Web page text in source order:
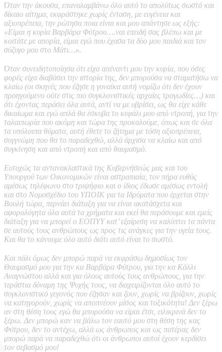
Όταν την άκουσα, επαναλαμβάνω όλο αυτό το απολύτως σωστό και
δίκαιο αίτημα, εκφράστηκε χωρίς ένταση, με ευγένεια και
αξιοπρέπεια, την ρώτησα ποια είναι και μου απάντησε ως εξής:
«Είμαι η κυρία Βαρβάρα Φύτρου….ναι επειδή σας βλέπω και με
κοιτάτε με απορία, είμαι εγώ που έχασα τα δύο μου παιδιά και τον
σύζυγο μου στο Μάτι…».
Όταν συνειδητοποίησα ότι είχα απέναντι μου την κυρία, που όσες
φορές είχα διαβάσει την ιστορία της, δεν μπορούσα να σταματήσω να
κλαίω (οι σκηνές που έζησε η γυναίκα αυτή νομίζω ότι δεν έχουν
προηγούμενο ούτε στις πιο συγκλονιστικές αρχαίες τραγωδίες…) και
ότι έχοντας περάσει όλα αυτά, αντί να με υβρίσει, ως θα είχε κάθε
δικαίωμα και εγώ απλά θα έσκυβα το κεφάλι μου από ντροπή, για την
ταλαιπωρία που ακόμη και τώρα της προκαλούμε, όπως και σε όλα
τα υπόλοιπα θύματα, αυτή έθετε το ζήτημα με τόση αξιοπρέπεια,
συγγνώμη που θα το παραδεχθώ, αλλά άρχισα να κλαίω και από
συγκίνηση και από ντροπή και από θαυμασμό.
Ευτυχώς τα αντανακλαστικά της Κυβερνήσεώς μας και του
Υπουργού των Οικονομικών είναι αστραπιαία, τον πήρα ευθύς
αμέσως τηλέφωνο στο τριψήφιο και ο ίδιος έδωσε αμέσως εντολή
και στο Νομοσχέδιο του ΥΠΟΙΚ για τα Ιδρύματα που έρχεται στην
Βουλή τώρα, περνάει διάταξη για να είναι ακατάσχετα και
αφορολόγητα όλα αυτά τα χρήματα και εκεί θα περάσουμε και εμείς
διάταξη για να μπορεί ο ΕΟΠΥΥ κατ’ εξαίρεση να καλύπτει τα πάντα
σε αυτούς τους ανθρώπους ως προς τις ανάγκες για την υγεία τους.
Και θα το κάνουμε όλο αυτό διότι αυτό είναι το σωστό.
Και πάλι όμως δεν μπορώ παρά να εκφράσω δημοσίως τον
Θαυμασμό μου για την κα Βαρβάρα Φύτρου, για την κα Κάλλι
Αναγνώστου αλλά και για όλους αυτούς τους ανθρώπους, για την
τεράστια δύναμη της Ψυχής τους, να διαχειρίζονται όλο αυτό το
συγκλονιστικό γεγονός που έζησαν και ζουν, χωρίς να βρίζουν, χωρίς
να κατηγορούν, χωρίς να αποπνέουν μίσος και τοξικότητα! Δεν ξέρω
αν στη θέση τους εγώ θα μπορούσα να είμαι έτσι, ειλικρινά δεν το
ξέρω. Δεν μπορώ καν να βάλω τον εαυτό μου στη θέση της κας
Φύτρου, δεν το αντέχω, αλλά ως άνθρωπος και ως πατέρας δεν
μπορώ παρά να παραδεχθώ ότι οι άνθρωποι αυτοί έχουν κερδίσει
τον σεβασμό μου!